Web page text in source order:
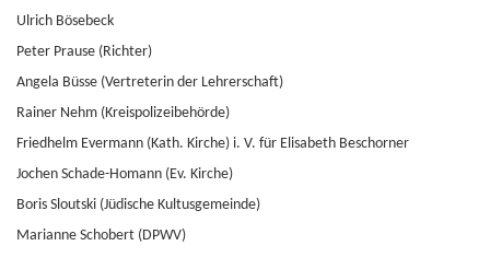
Ulrich Bösebeck
Peter Prause (Richter)
Angela Büsse (Vertreterin der Lehrerschaft)
Rainer Nehm (Kreispolizeibehörde)
Friedhelm Evermann (Kath. Kirche) i. V. für Elisabeth Beschorner
Jochen Schade-Homann (Ev. Kirche)
Boris Sloutski (Jüdische Kultusgemeinde)
Marianne Schobert (DPWV)